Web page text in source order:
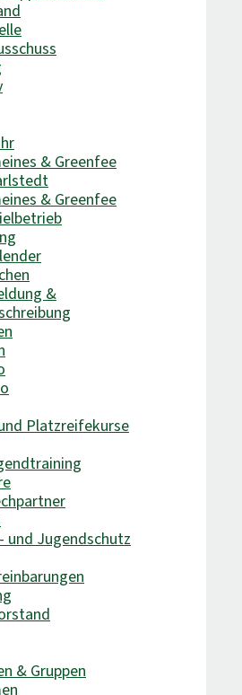
& Greenfee
& Greenfee
&
Platzreifekurse
und Jugendschutz
& Gruppen